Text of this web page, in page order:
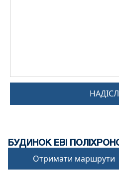
БУДИНОК ЕВІ
Отримати маршрути